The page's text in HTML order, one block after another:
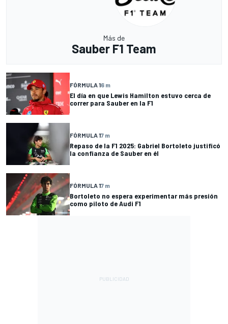
Más de
Sauber F1 Team
FÓRMULA 16 m
El día en que Lewis Hamilton estuvo cerca de
correr para Sauber en la F1
FÓRMULA 17 m
Repaso de la F1 2025: Gabriel Bortoleto justificó
la confianza de Sauber en él
FÓRMULA 17 m
Bortoleto no espera experimentar más presión
como piloto de Audi F1